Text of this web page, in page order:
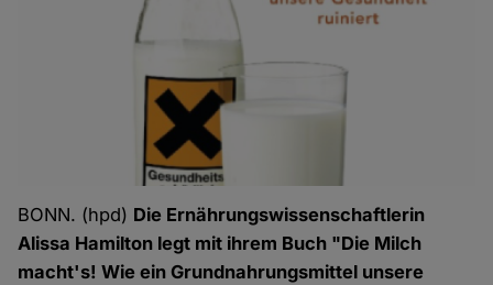
BONN. (hpd) Die Ernährungswissenschaftlerin
Alissa Hamilton legt mit ihrem Buch "Die Milch
macht's! Wie ein Grundnahrungsmittel unsere